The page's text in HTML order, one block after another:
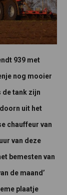
939 met
nog mooier
de tank zijn
uit het
chauffeur van
van deze
bemesten van
de maand’
plaatje